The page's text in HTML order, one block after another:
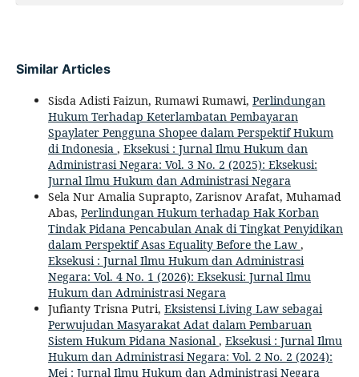
Similar Articles
Sisda Adisti Faizun, Rumawi Rumawi, Perlindungan
Hukum Terhadap Keterlambatan Pembayaran
Spaylater Pengguna Shopee dalam Perspektif Hukum
di Indonesia , Eksekusi : Jurnal Ilmu Hukum dan
Administrasi Negara: Vol. 3 No. 2 (2025): Eksekusi:
Jurnal Ilmu Hukum dan Administrasi Negara
Sela Nur Amalia Suprapto, Zarisnov Arafat, Muhamad
Abas, Perlindungan Hukum terhadap Hak Korban
Tindak Pidana Pencabulan Anak di Tingkat Penyidikan
dalam Perspektif Asas Equality Before the Law ,
Eksekusi : Jurnal Ilmu Hukum dan Administrasi
Negara: Vol. 4 No. 1 (2026): Eksekusi: Jurnal Ilmu
Hukum dan Administrasi Negara
Jufianty Trisna Putri, Eksistensi Living Law sebagai
Perwujudan Masyarakat Adat dalam Pembaruan
Sistem Hukum Pidana Nasional, Eksekusi : Jurnal Ilmu
Hukum dan Administrasi Negara: Vol. 2 No. 2 (2024):
Mei : Jurnal Ilmu Hukum dan Administrasi Negara